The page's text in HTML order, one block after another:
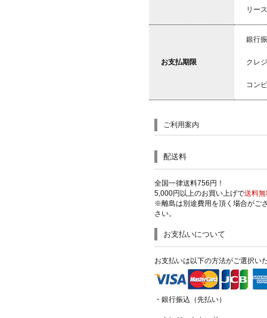
リー
お支払期限
銀行
クレ
コン
ご利用案内
配送料
全国一律送料756円！
5,000円以上のお買い上げで送料
※離島は別途費用を頂く場合がご
さい。
お支払いについて
お支払いは以下の方法がご選択い
・銀行振込（先払い）